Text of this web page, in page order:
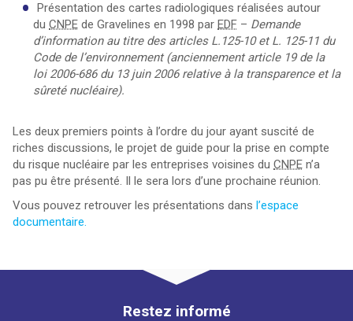
Présentation des cartes radiologiques réalisées autour
du CNPE de Gravelines en 1998 par EDF – Demande
d’information au titre des articles L.125-10 et L. 125-11 du
Code de l’environnement (anciennement article 19 de la
loi 2006-686 du 13 juin 2006 relative à la transparence et la
sûreté nucléaire).
Les deux premiers points à l’ordre du jour ayant suscité de
riches discussions, le projet de guide pour la prise en compte
du risque nucléaire par les entreprises voisines du CNPE n’a
pas pu être présenté. Il le sera lors d’une prochaine réunion.
Vous pouvez retrouver les présentations dans l’espace
documentaire.
Restez informé